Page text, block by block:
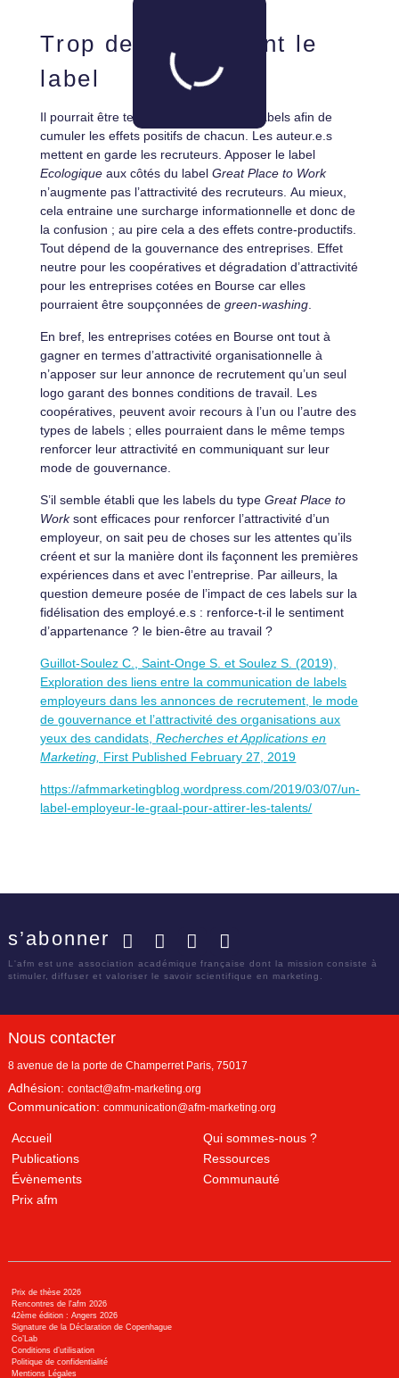
Trop de labels tuent le
label
Il pourrait être tentant de multiplier les labels afin de
cumuler les effets positifs de chacun. Les auteur.e.s
mettent en garde les recruteurs. Apposer le label
Ecologique aux côtés du labelGreat Place to Work
n’augmente pas l’attractivité des recruteurs. Au mieux,
cela entraine une surcharge informationnelle et donc de
la confusion ; au pire cela a des effets contre-productifs.
Tout dépend de la gouvernance des entreprises. Effet
neutre pour les coopératives et dégradation d’attractivité
pour les entreprises cotées en Bourse car elles
pourraient être soupçonnées degreen-washing
En bref, les entreprises cotées en Bourse ont tout à
gagner en termes d’attractivité organisationnelle à
n’apposer sur leur annonce de recrutement qu’un seul
logo garant des bonnes conditions de travail. Les
coopératives, peuvent avoir recours à l’un ou l’autre des
types de labels ; elles pourraient dans le même temps
renforcer leur attractivité en communiquant sur leur
mode de gouvernance.
S’il semble établi que les labels du typeGreat Place to
Worksont efficaces pour renforcer l’attractivité d’un
employeur, on sait peu de choses sur les attentes qu’ils
créent et sur la manière dont ils façonnent les premières
expériences dans et avec l’entreprise. Par ailleurs, la
question demeure posée de l’impact de ces labels sur la
fidélisation des employé.e.s : renforce-t-il le sentiment
d’appartenance ? le bien-être au travail ?
Guillot-Soulez C., Saint-Onge S. et Soulez S. (2019),
Exploration des liens entre la communication de labels
employeurs dans les annonces de recrutement, le mode
de gouvernance et l’attractivité des organisations aux
yeux des candidats,Recherches et Applications en
Marketing, First Published February 27, 2019
https://afmmarketingblog.wordpress.com/2019/03/07/un-
label-employeur-le-graal-pour-attirer-les-talents/
s’abonner
L'afm est une association académique française dont la mission consiste à
stimuler, diffuser et valoriser le savoir scientifique en marketing.
Nous contacter
8 avenue de la porte de Champerret Paris, 75017
Adhésion: contact@afm-marketing.org
Communication: communication@afm-marketing.org
Accueil
Qui sommes-nous ?
Publications
Ressources
Évènements
Communauté
Prix afm
Prix de thèse 2026
Rencontres de l'afm 2026
42ème édition : Angers 2026
Signature de la Déclaration de Copenhague
Co’Lab
Conditions d’utilisation
Politique de confidentialité
Mentions Légales